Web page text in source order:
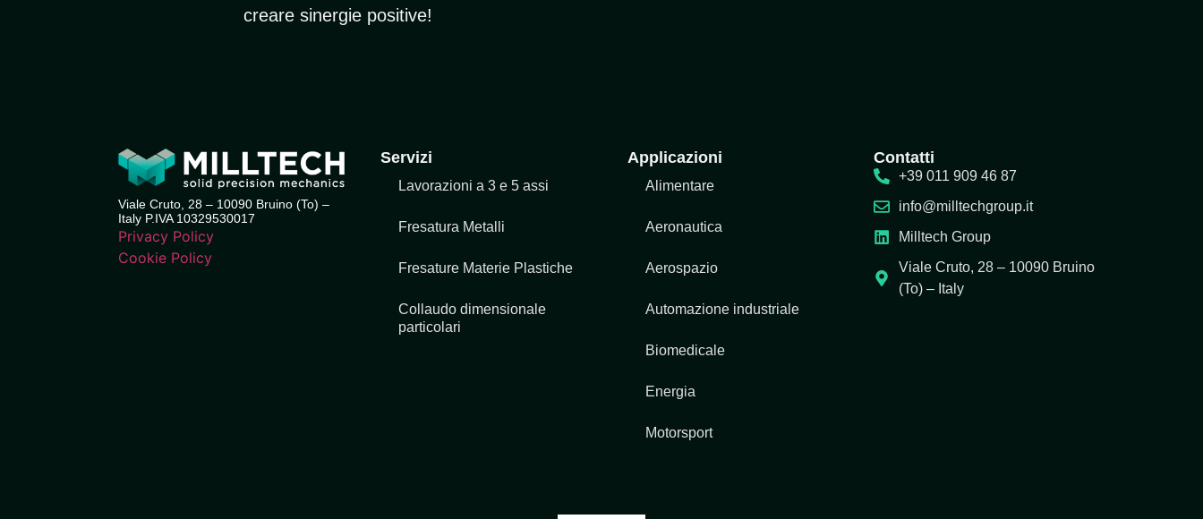
creare sinergie positive!
Viale Cruto, 28 – 10090 Bruino (To) –
Italy P.IVA 10329530017
Privacy Policy
Cookie Policy
Servizi
Lavorazioni a 3 e 5 assi
Fresatura Metalli
Fresature Materie Plastiche
Collaudo dimensionale
particolari
Applicazioni
Alimentare
Aeronautica
Aerospazio
Automazione industriale
Biomedicale
Energia
Motorsport
Contatti
+39 011 909 46 87
info@milltechgroup.it
Milltech Group
Viale Cruto, 28 – 10090 Bruino
(To) – Italy